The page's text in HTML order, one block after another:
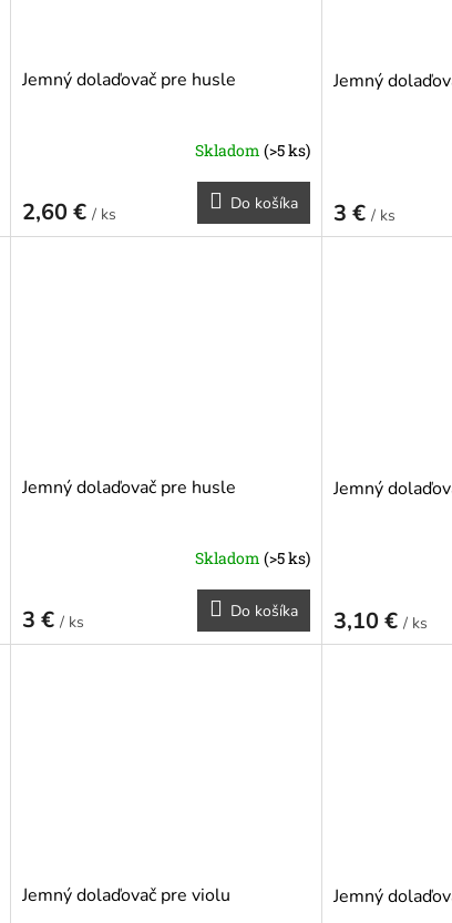
Jemný dolaďovač pre husle
Skladom (>5 ks)
2,60 € / ks
Do košíka
Jemný
3 € / ks
Jemný dolaďovač pre husle
Skladom (>5 ks)
3 € / ks
Do košíka
Jemný
3,10 € / ks
Jemný dolaďovač pre violu Jemný